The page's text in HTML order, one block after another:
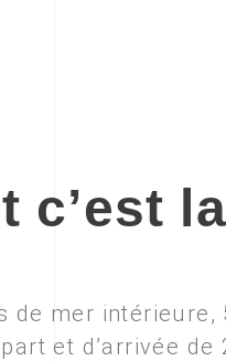
c’est
de mer
et d’arrivée